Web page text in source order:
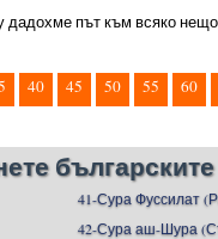
дадохме път към всяко
40 45 50 55 60
41-Сура Фуссилат
42-Сура аш-Шура